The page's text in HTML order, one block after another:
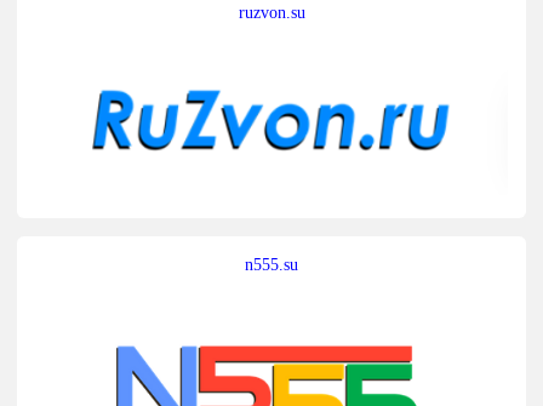
ruzvon.su
n555.su